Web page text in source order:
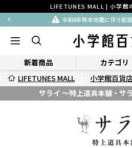
LIFETUNES MALL | 小学館
令和8年熊本地震に伴う配
新着商品 カテゴリ
LIFETUNES MALL
小学館百貨
サライ ～特上道具本舗・サ